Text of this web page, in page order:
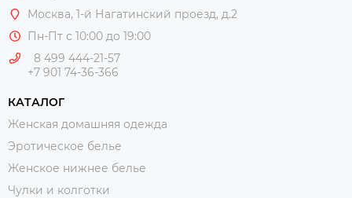
Москва, 1-й Нагатинский проезд, д.2
Пн-Пт с 10:00 до 19:00
8 499 444-21-57
+7 901 74-36-366
КАТАЛОГ
Женская домашняя одежда
Эротическое белье
Женское нижнее белье
Чулки и колготки